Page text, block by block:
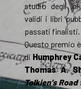
studio degli
validi i libri
passati finalisti.
Questo premio
di Humphrey
Thomas A.
Tolkien’s Road